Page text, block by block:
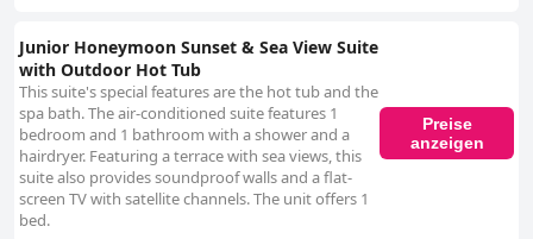
Junior Honeymoon Sunset & Sea View Suite
with Outdoor Hot Tub
This suite's special features are the hot tub and the
spa bath. The air-conditioned suite features 1
bedroom and 1 bathroom with a shower and a
hairdryer. Featuring a terrace with sea views, this
suite also provides soundproof walls and a flat-
screen TV with satellite channels. The unit offers 1
bed.
Preise
anzeigen